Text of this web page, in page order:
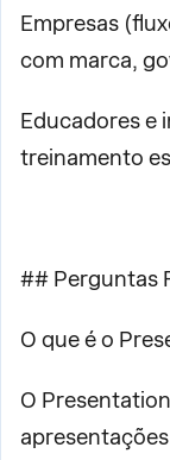
Empresas
com marca,
Educadores e
treinamento
## Perguntas
O que é o
O